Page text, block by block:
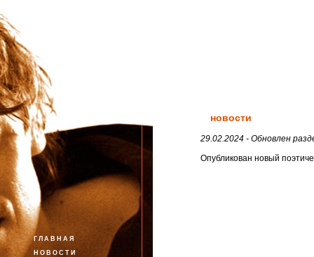
ГЛАВНАЯ
НОВОСТИ
новости
29.02.2024 - Обновлен
Опубликован новый